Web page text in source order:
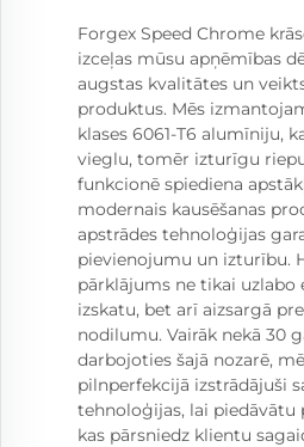
Forgex Speed Chrome
izceļas mūsu apņēmības
augstas kvalitātes un
produktus. Mēs
klases 6061-T6 alumīniju,
vieglu, tomēr izturīgu
funkcionē spiediena
modernais kausēšanas
apstrādes tehnoloģijas
pievienojumu un izturību.
pārklājums ne tikai uzlabo
izskatu, bet arī aizsargā
nodilumu. Vairāk nekā 30
darbojoties šajā nozarē,
pilnperfekcijā izstrādājuši
tehnoloģijas, lai piedāvātu
kas pārsniedz klientu